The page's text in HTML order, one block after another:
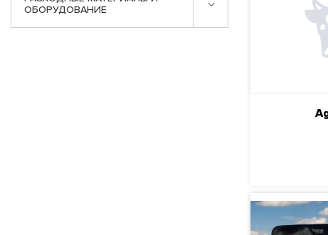
ОБОРУДОВАНИЕ